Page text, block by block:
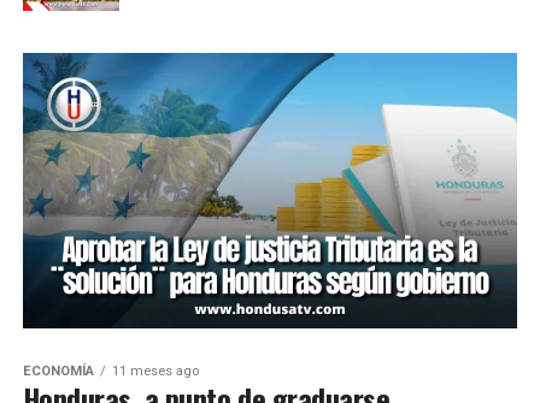
ECONOMÍA 11 meses ago